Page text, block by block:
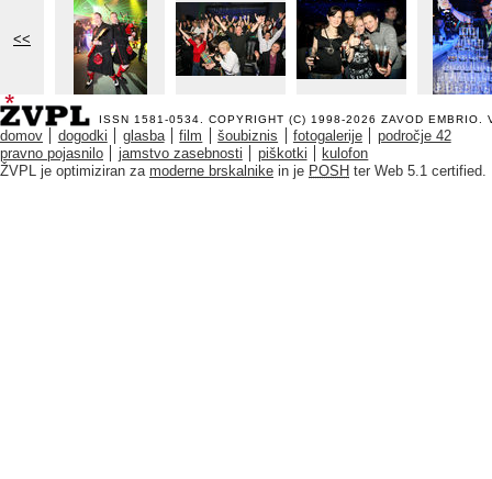
<<
ISSN 1581-0534. COPYRIGHT (C) 1998-2026 ZAVOD EMBRIO .
domov dogodki glasba film šoubiznis fotogalerije
področje 42
pravno pojasnilo
jamstvo zasebnosti piškotki
kulofon
ŽVPL je optimiziran za moderne brskalnike in je POSH ter Web 5.1 certified.